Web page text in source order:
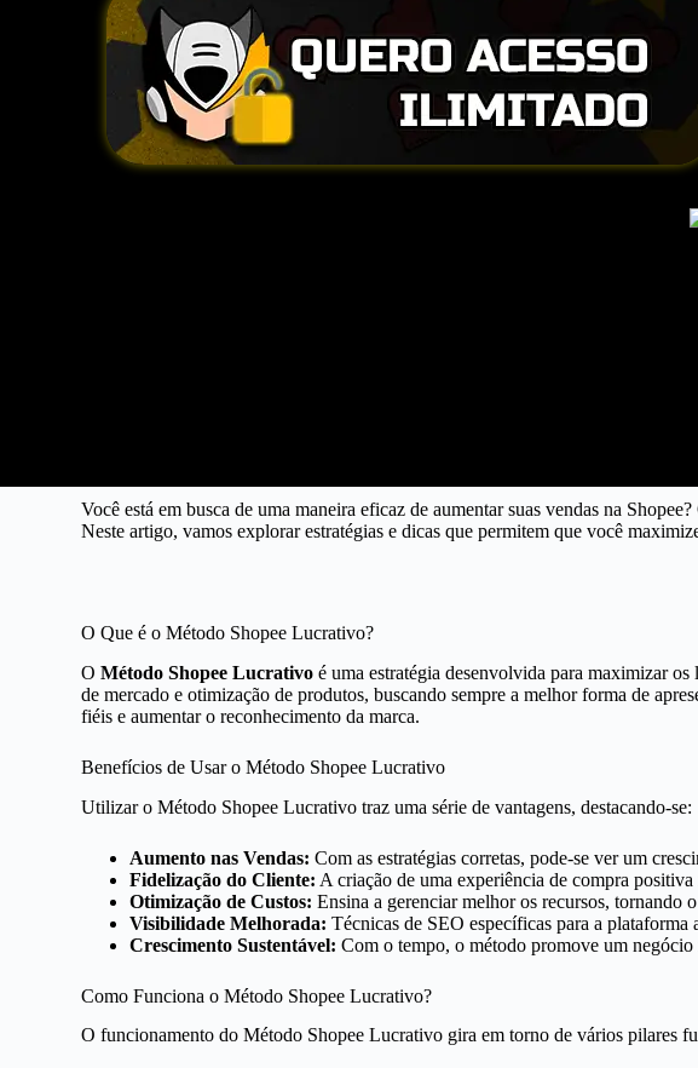
Você está em busca de uma maneira eficaz de aumentar suas vendas na
Neste artigo, vamos explorar estratégias e dicas que permitem que você
O Que é o Método Shopee Lucrativo?
OMétodo Shopee Lucrativo é uma estratégia desenvolvida para maximizar
de mercado e otimização de produtos, buscando sempre a melhor forma de
fiéis e aumentar o reconhecimento da marca.
Benefícios de Usar o Método Shopee Lucrativo
Utilizar o Método Shopee Lucrativo traz uma série de vantagens, destacando-se:
Aumento nas Vendas: Com as estratégias corretas, pode-se ver um
Fidelização do Cliente: A criação de uma experiência de compra
Otimização de Custos: Ensina a gerenciar melhor os recursos, tornando
Visibilidade Melhorada: Técnicas de SEO específicas para a
Crescimento Sustentável: Com o tempo, o método promove um negócio
Como Funciona o Método Shopee Lucrativo?
O funcionamento do Método Shopee Lucrativo gira em torno de vários pilares